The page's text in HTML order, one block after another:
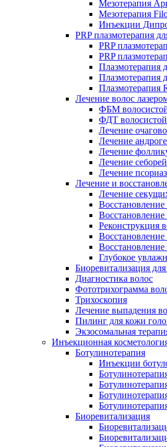
Мезотерапия
Мезотерапия
Инъекции
PRP плазмотерапия
PRP
PRP
Плазмотерапия
Плазмотерапия
Плазмотерапия
Лечение волос
ФБМ волосистой
ФДТ волосистой
Лечение
Лечение
Лечение
Лечение
Лечение
Лечение и
Лечение
Реконструкция
Глубокое
Биоревитализация
Диагностика волос
Фототрихограмма
Трихоскопия
Лечение выпадения
Пилинг для кожи
Экзосомальная
Инъекционная
Ботулинотерапия
Инъекции
Биоревитализация